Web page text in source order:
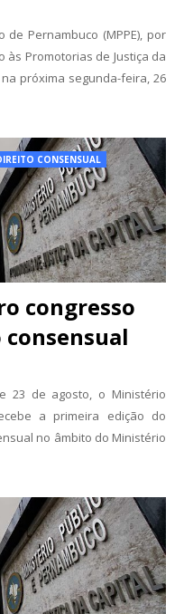
de Pernambuco (MPPE), por
às Promotorias de Justiça da
próxima segunda-feira, 26
CONSENSUAL
congresso
23 de agosto, o Ministério
a primeira edição do
no âmbito do Ministério